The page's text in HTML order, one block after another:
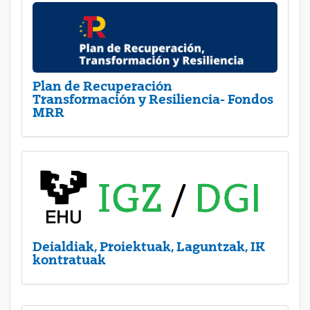
Plan de Recuperación
Transformación y Resiliencia- Fondos
MRR
Deialdiak, Proiektuak, Laguntzak, IK
kontratuak